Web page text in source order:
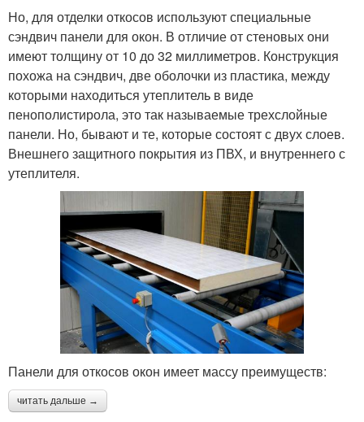
Но, для отделки откосов используют специальные
сэндвич панели для окон. В отличие от стеновых они
имеют толщину от 10 до 32 миллиметров. Конструкция
похожа на сэндвич, две оболочки из пластика, между
которыми находиться утеплитель в виде
пенополистирола, это так называемые трехслойные
панели. Но, бывают и те, которые состоят с двух слоев.
Внешнего защитного покрытия из ПВХ, и внутреннего с
утеплителя.
Панели для откосов окон имеет массу преимуществ:
читать дальше →